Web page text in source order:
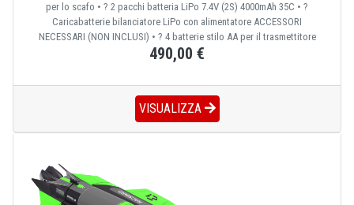
per lo scafo • ? 2 pacchi batteria LiPo 7.4V (2S) 4000mAh 35C • ?
Caricabatterie bilanciatore LiPo con alimentatore ACCESSORI
NECESSARI (NON INCLUSI) • ? 4 batterie stilo AA per il trasmettitore
490,00 €
VISUALIZZA